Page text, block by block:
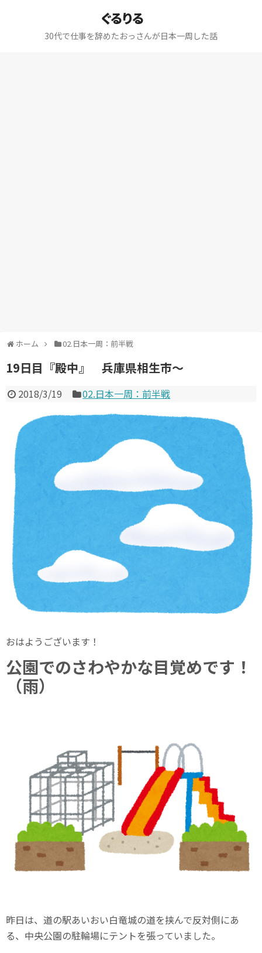
ぐるりる
30代で仕事を辞めたおっさんが日本一周した話
ホーム 02.日本一周：前半戦
19日目『殿中』 兵庫県相生市～
2018/3/19 02.日本一周：前半戦
おはようございます！
公園でのさわやかな目覚めです！
（雨）
昨日は、道の駅あいおい白竜城の道を挟んで反対側にあ
る、中央公園の駐輪場にテントを張っていました。